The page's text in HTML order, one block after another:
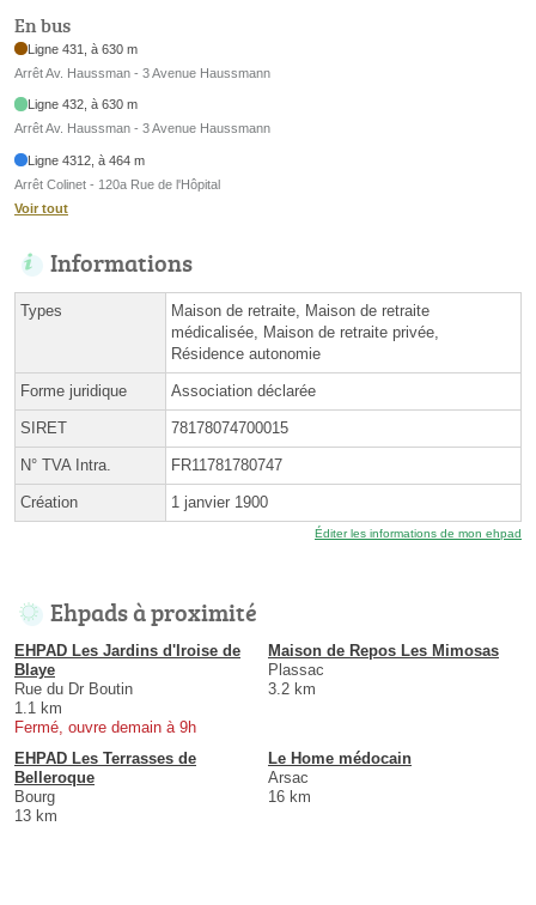
En bus
Ligne 431, à 630 m
Arrêt Av. Haussman - 3 Avenue Haussmann
Ligne 432, à 630 m
Arrêt Av. Haussman - 3 Avenue Haussmann
Ligne 4312, à 464 m
Arrêt Colinet - 120a Rue de l'Hôpital
Voir tout
Informations
Types
Maison de retraite, Maison de retraite
médicalisée, Maison de retraite privée,
Résidence autonomie
Forme juridique Association déclarée
SIRET 78178074700015
N° TVA Intra. FR11781780747
Création 1 janvier 1900
Éditer les informations de mon ehpad
Ehpads à proximité
EHPAD Les Jardins d'Iroise de
Blaye
Rue du Dr Boutin
1.1 km
Fermé, ouvre demain à 9h
Maison de Repos Les Mimosas
Plassac
3.2 km
EHPAD Les Terrasses de
Belleroque
Bourg
13 km
Le Home médocain
Arsac
16 km